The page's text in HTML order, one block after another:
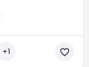
+1